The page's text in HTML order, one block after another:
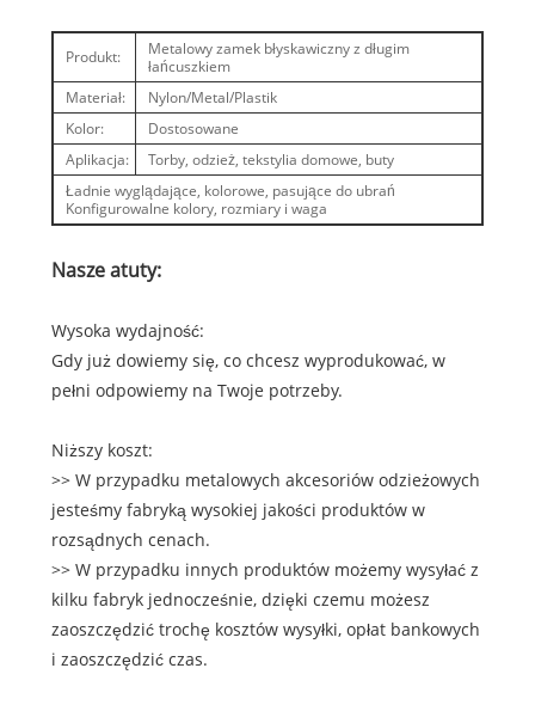
Produkt:
Metalowy zamek błyskawiczny z długim
łańcuszkiem
Materiał:
Nylon/Metal/Plastik
Kolor:
Dostosowane
Aplikacja:
Torby, odzież, tekstylia domowe, buty
Ładnie wyglądające, kolorowe, pasujące do ubrań
Konfigurowalne kolory, rozmiary i waga
Nasze atuty:
Wysoka wydajność:
Gdy już dowiemy się, co chcesz wyprodukować, w
pełni odpowiemy na Twoje potrzeby.
Niższy koszt:
>> W przypadku metalowych akcesoriów odzieżowych
jesteśmy fabryką wysokiej jakości produktów w
rozsądnych cenach.
>> W przypadku innych produktów możemy wysyłać z
kilku fabryk jednocześnie, dzięki czemu możesz
zaoszczędzić trochę kosztów wysyłki, opłat bankowych
i zaoszczędzić czas.